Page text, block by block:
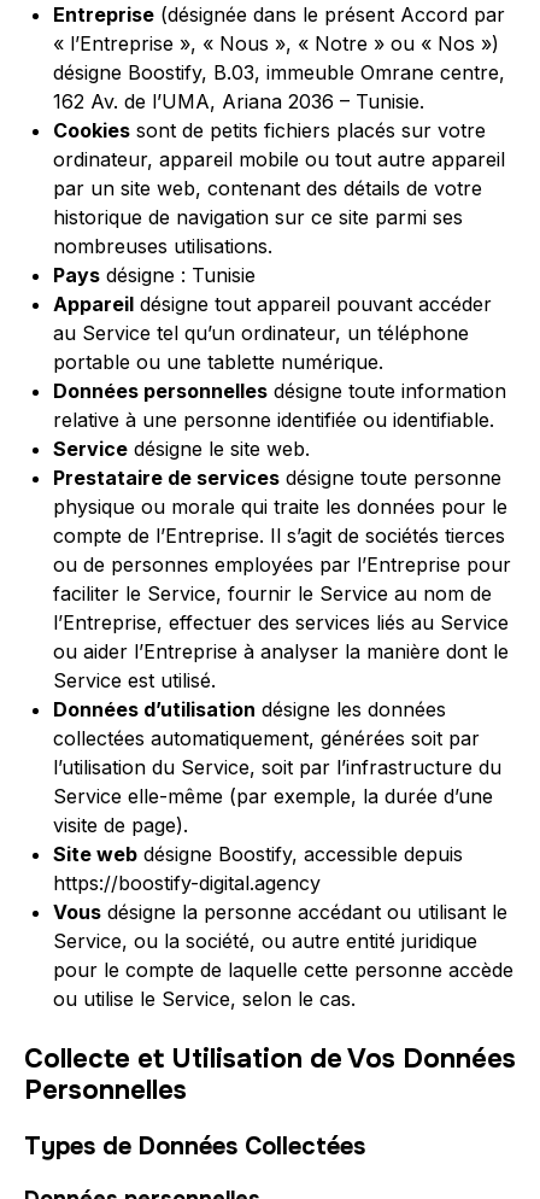
Entreprise (désignée dans le présent Accord par
« l’Entreprise », « Nous », « Notre » ou « Nos »)
désigne Boostify, B.03, immeuble Omrane centre,
162 Av. de l’UMA, Ariana 2036 – Tunisie.
Cookies sont de petits fichiers placés sur votre
ordinateur, appareil mobile ou tout autre appareil
par un site web, contenant des détails de votre
historique de navigation sur ce site parmi ses
nombreuses utilisations.
Pays désigne : Tunisie
Appareil désigne tout appareil pouvant accéder
au Service tel qu’un ordinateur, un téléphone
portable ou une tablette numérique.
Données personnelles désigne toute information
relative à une personne identifiée ou identifiable.
Service désigne le site web.
Prestataire de services désigne toute personne
physique ou morale qui traite les données pour le
compte de l’Entreprise. Il s’agit de sociétés tierces
ou de personnes employées par l’Entreprise pour
faciliter le Service, fournir le Service au nom de
l’Entreprise, effectuer des services liés au Service
ou aider l’Entreprise à analyser la manière dont le
Service est utilisé.
Données d’utilisation désigne les données
collectées automatiquement, générées soit par
l’utilisation du Service, soit par l’infrastructure du
Service elle-même (par exemple, la durée d’une
visite de page).
Site web désigne Boostify, accessible depuis
https://boostify-digital.agency
Vous désigne la personne accédant ou utilisant le
Service, ou la société, ou autre entité juridique
pour le compte de laquelle cette personne accède
ou utilise le Service, selon le cas.
Collecte et Utilisation de Vos Données
Personnelles
Types de Données Collectées